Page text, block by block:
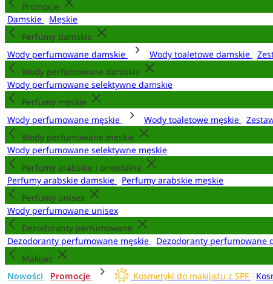
Promocje
Damskie
Męskie
Perfumy damskie
Wody perfumowane damskie
Wody toaletowe damskie
Wody perfumowane damskie
Wody perfumowane selektywne damskie
Perfumy męskie
Wody perfumowane męskie
Wody toaletowe męskie
Wody perfumowane męskie
Wody perfumowane selektywne męskie
Perfumy arabskie i orientalne
Perfumy arabskie damskie
Perfumy arabskie męskie
Perfumy unisex
Wody perfumowane unisex
Dezodoranty perfumowane
Dezodoranty perfumowane męskie
Dezodoranty perfumowane
Makijaż
Nowości
Promocje Kosmetyki do makijażu z SPF